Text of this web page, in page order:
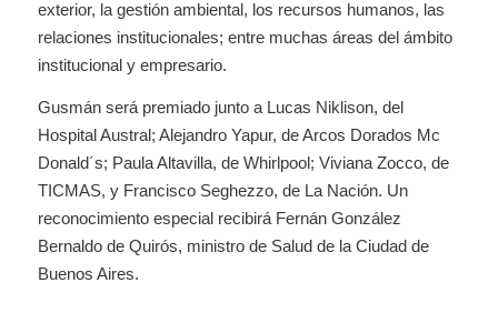
exterior, la gestión ambiental, los recursos humanos, las
relaciones institucionales; entre muchas áreas del ámbito
institucional y empresario.
Gusmán será premiado junto a Lucas Niklison, del
Hospital Austral; Alejandro Yapur, de Arcos Dorados Mc
Donald´s; Paula Altavilla, de Whirlpool; Viviana Zocco, de
TICMAS, y Francisco Seghezzo, de La Nación. Un
reconocimiento especial recibirá Fernán González
Bernaldo de Quirós, ministro de Salud de la Ciudad de
Buenos Aires.